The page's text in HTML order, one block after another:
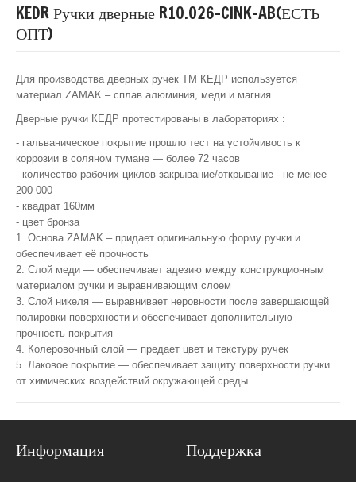
KEDR Ручки дверные R10.026-CINK-AB(ЕСТЬ
ОПТ)
Для производства дверных ручек ТМ КЕДР используется
материал ZAMAK – сплав алюминия, меди и магния.
Дверные ручки КЕДР протестированы в лабораториях :
- гальваническое покрытие прошло тест на устойчивость к
коррозии в соляном тумане — более 72 часов
- количество рабочих циклов закрывание/открывание - не менее
200 000
- квадрат 160мм
- цвет бронза
1. Основа ZAMAK – придает оригинальную форму ручки и
обеспечивает её прочность
2. Слой меди — обеспечивает адезию между конструкционным
материалом ручки и выравнивающим слоем
3. Слой никеля — выравнивает неровности после завершающей
полировки поверхности и обеспечивает дополнительную
прочность покрытия
4. Колеровочный слой — предает цвет и текстуру ручек
5. Лаковое покрытие — обеспечивает защиту поверхности ручки
от химических воздействий окружающей среды
Информация Поддержка